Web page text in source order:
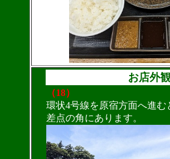
お店外
（18）
環状4号線を原宿方面へ進む
差点の角にあります。